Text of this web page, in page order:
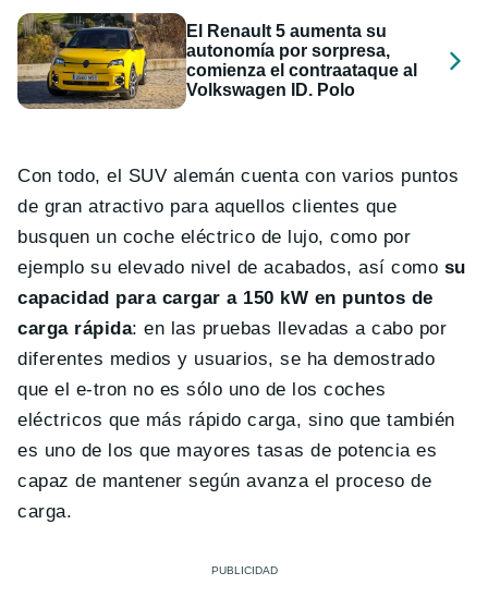
El Renault 5 aumenta su
autonomía por sorpresa,
comienza el contraataque al
Volkswagen ID. Polo
Con todo, el SUV alemán cuenta con varios puntos
de gran atractivo para aquellos clientes que
busquen un coche eléctrico de lujo, como por
ejemplo su elevado nivel de acabados, así como su
capacidad para cargar a 150 kW en puntos de
carga rápida: en las pruebas llevadas a cabo por
diferentes medios y usuarios, se ha demostrado
que el e-tron no es sólo uno de los coches
eléctricos que más rápido carga, sino que también
es uno de los que mayores tasas de potencia es
capaz de mantener según avanza el proceso de
carga.